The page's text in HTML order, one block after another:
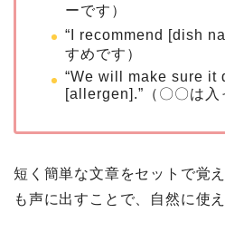
ーです）
“I recommend [dish
すめです）
“We will make sure it
[allergen].”（〇〇は入
短く簡単な文章をセットで覚
も声に出すことで、自然に使